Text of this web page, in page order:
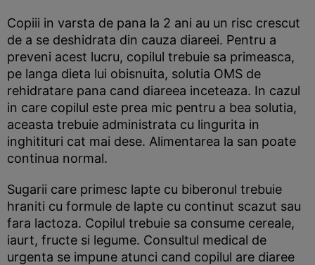
Copiii in varsta de pana la 2 ani au un risc crescut
de a se deshidrata din cauza diareei. Pentru a
preveni acest lucru, copilul trebuie sa primeasca,
pe langa dieta lui obisnuita, solutia OMS de
rehidratare pana cand diareea inceteaza. In cazul
in care copilul este prea mic pentru a bea solutia,
aceasta trebuie administrata cu lingurita in
inghitituri cat mai dese. Alimentarea la san poate
continua normal.
Sugarii care primesc lapte cu biberonul trebuie
hraniti cu formule de lapte cu continut scazut sau
fara lactoza. Copilul trebuie sa consume cereale,
iaurt, fructe si legume. Consultul medical de
urgenta se impune atunci cand copilul are diaree